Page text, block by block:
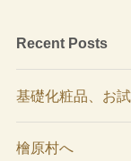
Recent Posts
基礎化粧品、お
檜原村へ